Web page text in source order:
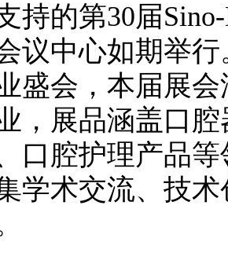
持的第30届
议中心如期举
盛会，本届展
，展品涵盖口
口腔护理产品
学术交流、技